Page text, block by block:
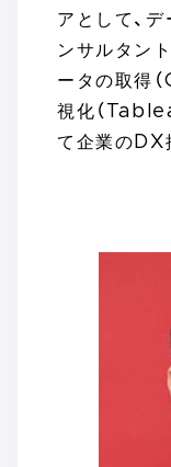
アとして、
ンサルタン
ータの取得
視化（
て企業のDX